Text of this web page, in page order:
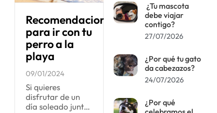
Recomendaciones
para ir con tu
perro a la
playa
09/01/2024
Si quieres
disfrutar de un
día soleado junto
¿Tu mascota
debe viajar
contigo?
27/07/2026
¿Por qué tu gato
da cabezazos?
24/07/2026
¿Por qué